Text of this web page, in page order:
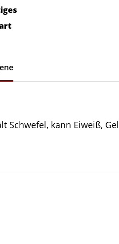
Schwefel, kann Eiweiß,